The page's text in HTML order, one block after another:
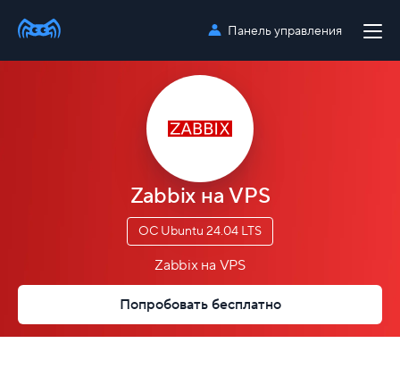
Панель управления
Zabbix на VPS
ОС Ubuntu 24.04 LTS
Zabbix на VPS
Попробовать бесплатно